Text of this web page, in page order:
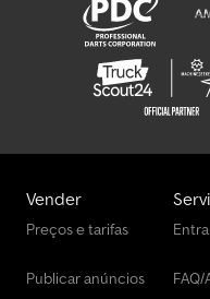
montante deve ser
indicada abaixo. Sempre
nosso site. Caso tenha
entre em contato
possamos verificar a
Rabobank Laan van
Vender
Preços e tarifas
Publicar anúncios FAQ/